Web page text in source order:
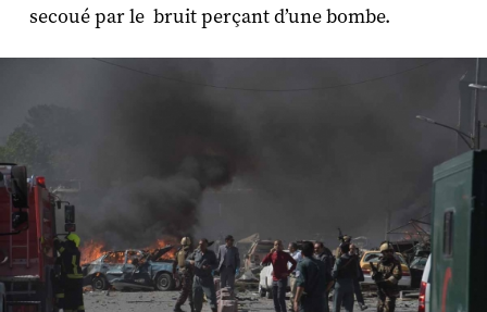
secoué par le bruit perçant d’une bombe.